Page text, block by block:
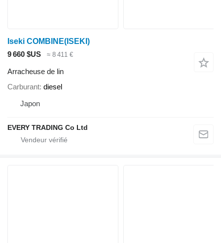
Iseki COMBINE(ISEKI)
9 660 $US
≈ 8 411 €
Arracheuse de lin
Carburant diesel
Japon
EVERY TRADING Co Ltd